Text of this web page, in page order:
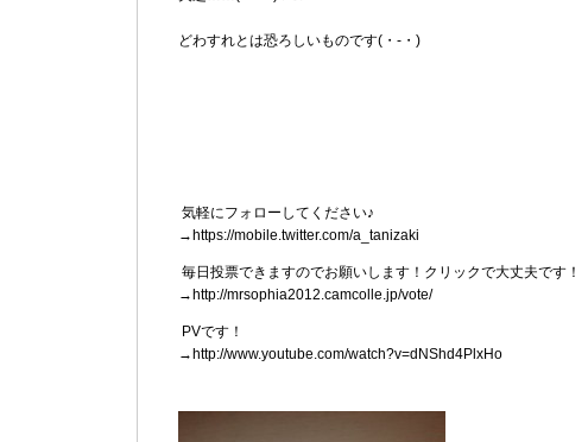
どわすれとは恐ろしいものです(・-・)
気軽にフォローしてください♪
→https://mobile.twitter.com/a_tanizaki
毎日投票できますのでお願いします！クリックで大丈夫です！
→http://mrsophia2012.camcolle.jp/vote/
PVです！
→http://www.youtube.com/watch?v=dNShd4PlxHo